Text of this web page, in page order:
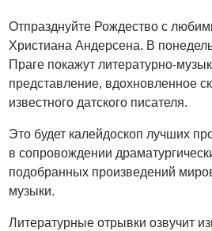
Отпразднуйте Рождество с
Христиана Андерсена. В
Праге покажут литературно-
представление, вдохновленное
известного датского писателя.
Это будет калейдоскоп лучших
в сопровождении
подобранных произведений
музыки.
Литературные отрывки озвучит